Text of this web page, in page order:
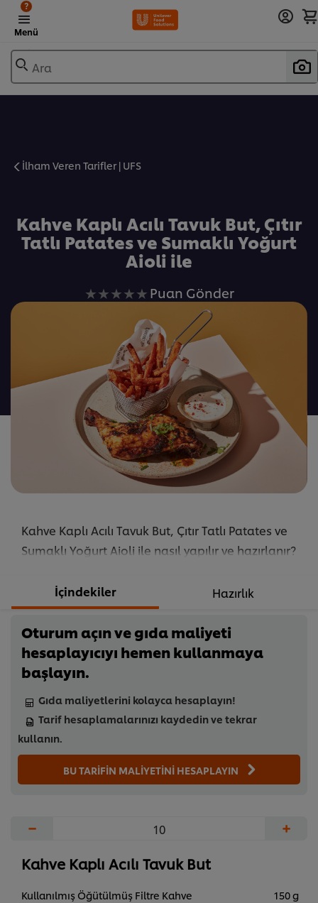
Menü
?
Ara
İlham Veren Tarifler | UFS
Kahve Kaplı Acılı Tavuk But, Çıtır
Tatlı Patates ve Sumaklı Yoğurt
Aioli ile
Bu
recipe
için
değerlendirme
gönderilmedi
Puan Gönder
Kahve Kaplı Acılı Tavuk But, Çıtır Tatlı Patates ve
Sumaklı Yoğurt Aioli ile nasıl yapılır ve hazırlanır?
İçindekiler Hazırlık
Oturum açın ve gıda maliyeti
hesaplayıcıyı hemen kullanmaya
başlayın.
Gıda maliyetlerini kolayca hesaplayın!
Tarif hesaplamalarınızı kaydedin ve tekrar
kullanın.
BU TARİFİN MALİYETİNİ HESAPLAYIN
− +
Kahve Kaplı Acılı Tavuk But
Kullanılmış Öğütülmüş Filtre Kahve
150 g